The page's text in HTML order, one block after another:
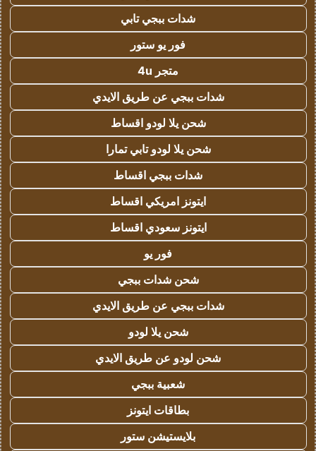
شدات ببجي تابي
فور يو ستور
متجر 4u
شدات ببجي عن طريق الايدي
شحن يلا لودو اقساط
شحن يلا لودو تابي تمارا
شدات ببجي اقساط
ايتونز امريكي اقساط
ايتونز سعودي اقساط
فور يو
شحن شدات ببجي
شدات ببجي عن طريق الايدي
شحن يلا لودو
شحن لودو عن طريق الايدي
شعبية ببجي
بطاقات ايتونز
بلايستيشن ستور